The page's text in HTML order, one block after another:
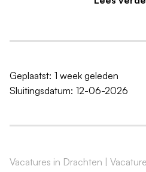
Je bent verantwoordelijk voor
disciplines en zorg je voor een
samenhangende
coachende, adviserende
Geplaatst: 1 week geleden
Sluitingsdatum: 12-06-2026
Vacatures in Drachten